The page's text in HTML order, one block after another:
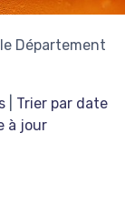
Département
Trier par date
à jour